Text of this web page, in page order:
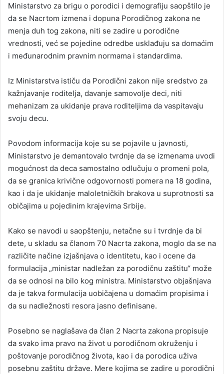
Ministarstvo za brigu o porodici i demografiju saopštilo je
da se Nacrtom izmena i dopuna Porodičnog zakona ne
menja duh tog zakona, niti se zadire u porodične
vrednosti, već se pojedine odredbe usklađuju sa domaćim
i međunarodnim pravnim normama i standardima.
Iz Ministarstva ističu da Porodični zakon nije sredstvo za
kažnjavanje roditelja, davanje samovolje deci, niti
mehanizam za ukidanje prava roditeljima da vaspitavaju
svoju decu.
Povodom informacija koje su se pojavile u javnosti,
Ministarstvo je demantovalo tvrdnje da se izmenama uvodi
mogućnost da deca samostalno odlučuju o promeni pola,
da se granica krivične odgovornosti pomera na 18 godina,
kao i da je ukidanje maloletničkih brakova u suprotnosti sa
običajima u pojedinim krajevima Srbije.
Kako se navodi u saopštenju, netačne su i tvrdnje da bi
dete, u skladu sa članom 70 Nacrta zakona, moglo da se na
različite načine izjašnjava o identitetu, kao i ocene da
formulacija „ministar nadležan za porodičnu zaštitu“ može
da se odnosi na bilo kog ministra. Ministarstvo objašnjava
da je takva formulacija uobičajena u domaćim propisima i
da su nadležnosti resora jasno definisane.
Posebno se naglašava da član 2 Nacrta zakona propisuje
da svako ima pravo na život u porodičnom okruženju i
poštovanje porodičnog života, kao i da porodica uživa
posebnu zaštitu države. Mere kojima se zadire u porodični